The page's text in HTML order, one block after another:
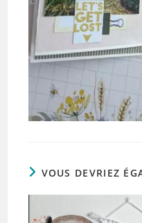
VOUS DEVRIEZ